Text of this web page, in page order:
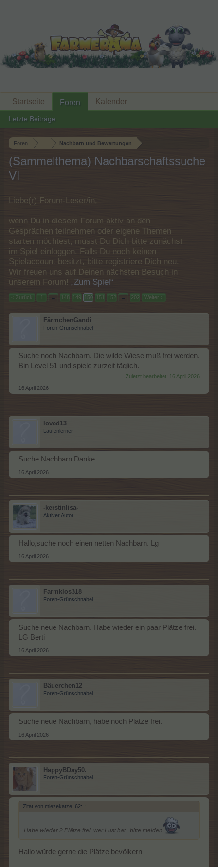
Foren Nachbarn und Bewertungen
(Sammelthema) Nachbarschaftssuche
VI
Liebe(r) Forum-Leser/in,
wenn Du in diesem Forum aktiv an den
Gesprächen teilnehmen oder eigene Themen
starten möchtest, musst Du Dich bitte zunächst
im Spiel einloggen. Falls Du noch keinen
Spielaccount besitzt, bitte registriere Dich neu.
Wir freuen uns auf Deinen nächsten Besuch in
unserem Forum! „Zum Spiel“
< Zurück 1 ← 148 149 150 151 152 → 202 Weiter >
FärmchenGandi
Foren-Grünschnabel
Suche noch Nachbarn. Die wilde Wiese muß frei werden.
Bin Level 51 und spiele zurzeit täglich.
Zuletzt bearbeitet: 16 April 2026
16 April 2026
loved13
Laufenlerner
Suche Nachbarn Danke
16 April 2026
-kerstinlisa-
Aktiver Autor
Hallo,suche noch einen netten Nachbarn. Lg
16 April 2026
Farmklos318
Foren-Grünschnabel
Suche neue Nachbarn. Habe wieder ein paar Plätze frei.
LG Berti
16 April 2026
Bäuerchen12
Foren-Grünschnabel
Suche neue Nachbarn, habe noch Plätze frei.
16 April 2026
HappyBDay50.
Foren-Grünschnabel
Zitat von miezekatze_62: ↑
Habe wieder 2 Plätze frei, wer Lust hat...bitte melden
Hallo würde gerne die Plätze bevölkern
Startseite Foren
Letzte Beiträge
Kalender